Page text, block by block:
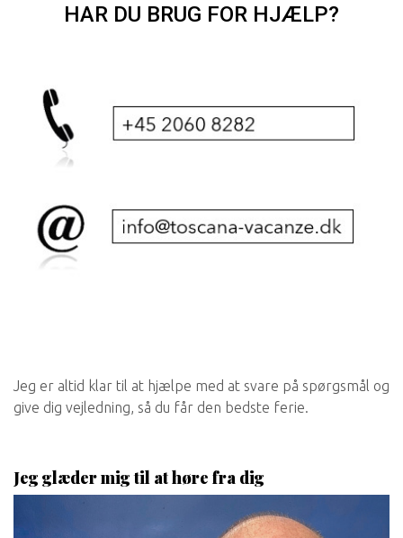
HAR DU BRUG FOR HJÆLP?
Jeg er altid klar til at hjælpe med at svare på spørgsmål og
give dig vejledning, så du får den bedste ferie.
Jeg glæder mig til at høre fra dig